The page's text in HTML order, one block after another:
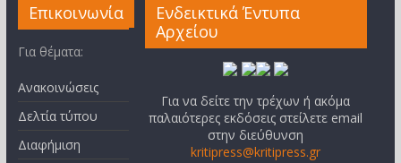
Επικοινωνία
Για θέματα:
Ανακοινώσεις
Δελτία τύπου
Διαφήμιση
Ενδεικτικά Έντυπα
Αρχείου
Για να δείτε την τρέχων ή ακόμα
παλαιότερες εκδόσεις στείλετε email
στην διεύθυνση
kritipress@kritipress.gr